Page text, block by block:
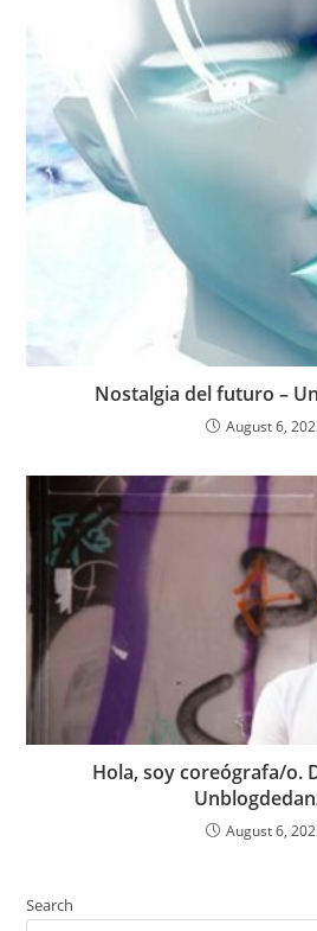
Nostalgia del futuro –
August 6,
Hola, soy coreógrafa/o.
August 6,
Search